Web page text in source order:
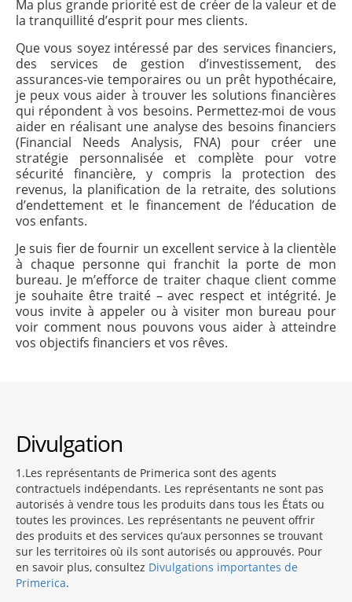
Ma plus grande priorité est de créer de la valeur et de
la tranquillité d’esprit pour mes clients.
Que vous soyez intéressé par des services financiers,
des services de gestion d’investissement, des
assurances-vie temporaires ou un prêt hypothécaire,
je peux vous aider à trouver les solutions financières
qui répondent à vos besoins. Permettez-moi de vous
aider en réalisant une analyse des besoins financiers
(Financial Needs Analysis, FNA) pour créer une
stratégie personnalisée et complète pour votre
sécurité financière, y compris la protection des
revenus, la planification de la retraite, des solutions
d’endettement et le financement de l’éducation de
vos enfants.
Je suis fier de fournir un excellent service à la clientèle
à chaque personne qui franchit la porte de mon
bureau. Je m’efforce de traiter chaque client comme
je souhaite être traité – avec respect et intégrité. Je
vous invite à appeler ou à visiter mon bureau pour
voir comment nous pouvons vous aider à atteindre
vos objectifs financiers et vos rêves.
Divulgation
1 Les représentants de Primerica sont des agents
contractuels indépendants. Les représentants ne sont pas
autorisés à vendre tous les produits dans tous les États ou
toutes les provinces. Les représentants ne peuvent offrir
des produits et des services qu’aux personnes se trouvant
sur les territoires où ils sont autorisés ou approuvés. Pour
en savoir plus, consultez Divulgations importantes de
Primerica.